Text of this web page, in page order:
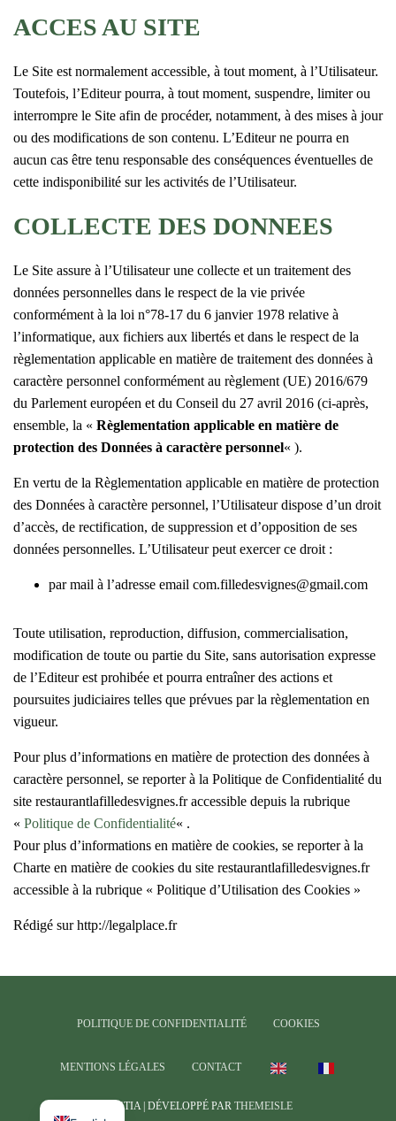
ACCES AU SITE
Le Site est normalement accessible, à tout moment, à l’Utilisateur.
Toutefois, l’Editeur pourra, à tout moment, suspendre, limiter ou
interrompre le Site afin de procéder, notamment, à des mises à jour
ou des modifications de son contenu. L’Editeur ne pourra en
aucun cas être tenu responsable des conséquences éventuelles de
cette indisponibilité sur les activités de l’Utilisateur.
COLLECTE DES DONNEES
Le Site assure à l’Utilisateur une collecte et un traitement des
données personnelles dans le respect de la vie privée
conformément à la loi n°78-17 du 6 janvier 1978 relative à
l’informatique, aux fichiers aux libertés et dans le respect de la
règlementation applicable en matière de traitement des données à
caractère personnel conformément au règlement (UE) 2016/679
du Parlement européen et du Conseil du 27 avril 2016 (ci-après,
ensemble, la « Règlementation applicable en matière de
protection des Données à caractère personnel« ).
En vertu de la Règlementation applicable en matière de protection
des Données à caractère personnel, l’Utilisateur dispose d’un droit
d’accès, de rectification, de suppression et d’opposition de ses
données personnelles. L’Utilisateur peut exercer ce droit :
par mail à l’adresse email com.filledesvignes@gmail.com
Toute utilisation, reproduction, diffusion, commercialisation,
modification de toute ou partie du Site, sans autorisation expresse
de l’Editeur est prohibée et pourra entraîner des actions et
poursuites judiciaires telles que prévues par la règlementation en
vigueur.
Pour plus d’informations en matière de protection des données à
caractère personnel, se reporter à la Politique de Confidentialité du
site restaurantlafilledesvignes.fr accessible depuis la rubrique
« Politique de Confidentialité« .
Pour plus d’informations en matière de cookies, se reporter à la
Charte en matière de cookies du site restaurantlafilledesvignes.fr
accessible à la rubrique « Politique d’Utilisation des Cookies »
Rédigé sur http://legalplace.fr
POLITIQUE DE CONFIDENTIALITÉ COOKIES
MENTIONS LÉGALES CONTACT
HESTIA | DÉVELOPPÉ PAR THEMEISLE